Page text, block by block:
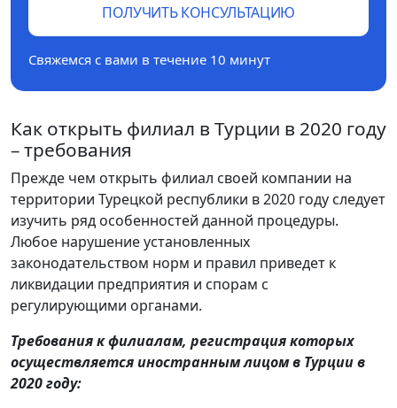
ПОЛУЧИТЬ КОНСУЛЬТАЦИЮ
Свяжемся с вами в течение 10 минут
Как открыть филиал в Турции в 2020 году
– требования
Прежде чем открыть филиал своей компании на
территории Турецкой республики в 2020 году следует
изучить ряд особенностей данной процедуры.
Любое нарушение установленных
законодательством норм и правил приведет к
ликвидации предприятия и спорам с
регулирующими органами.
Требования к филиалам, регистрация которых
осуществляется иностранным лицом в Турции в
2020 году: